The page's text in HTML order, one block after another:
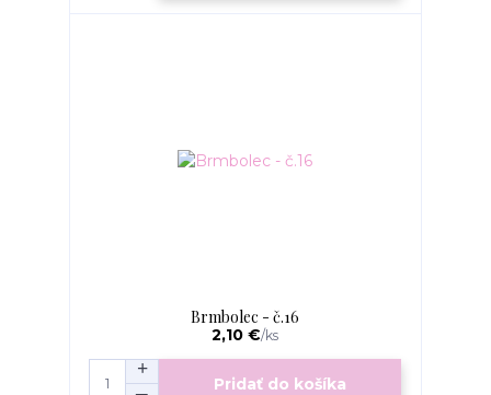
Brmbolec - č.16
2,10 €/ks
Pridať do košíka